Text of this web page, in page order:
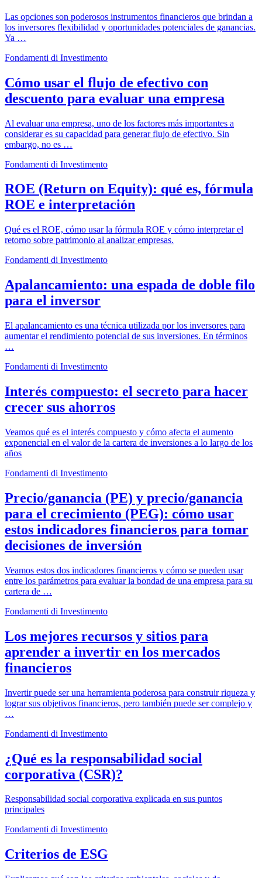
Las opciones son poderosos instrumentos financieros que brindan a
los inversores flexibilidad y oportunidades potenciales de ganancias.
Ya …
Fondamenti di Investimento
Cómo usar el flujo de efectivo con
descuento para evaluar una empresa
Al evaluar una empresa, uno de los factores más importantes a
considerar es su capacidad para generar flujo de efectivo. Sin
embargo, no es …
Fondamenti di Investimento
ROE (Return on Equity): qué es, fórmula
ROE e interpretación
Qué es el ROE, cómo usar la fórmula ROE y cómo interpretar el
retorno sobre patrimonio al analizar empresas.
Fondamenti di Investimento
Apalancamiento: una espada de doble filo
para el inversor
El apalancamiento es una técnica utilizada por los inversores para
aumentar el rendimiento potencial de sus inversiones. En términos
…
Fondamenti di Investimento
Interés compuesto: el secreto para hacer
crecer sus ahorros
Veamos qué es el interés compuesto y cómo afecta el aumento
exponencial en el valor de la cartera de inversiones a lo largo de los
años
Fondamenti di Investimento
Precio/ganancia (PE) y precio/ganancia
para el crecimiento (PEG): cómo usar
estos indicadores financieros para tomar
decisiones de inversión
Veamos estos dos indicadores financieros y cómo se pueden usar
entre los parámetros para evaluar la bondad de una empresa para su
cartera de …
Fondamenti di Investimento
Los mejores recursos y sitios para
aprender a invertir en los mercados
financieros
Invertir puede ser una herramienta poderosa para construir riqueza y
lograr sus objetivos financieros, pero también puede ser complejo y
…
Fondamenti di Investimento
¿Qué es la responsabilidad social
corporativa (CSR)?
Responsabilidad social corporativa explicada en sus puntos
principales
Fondamenti di Investimento
Criterios de ESG